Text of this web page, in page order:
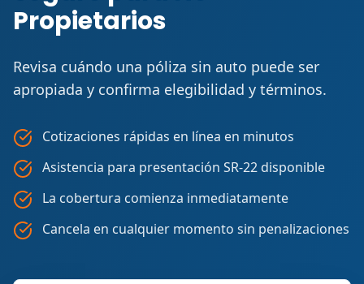
Propietarios
Revisa cuándo una póliza sin auto puede ser
apropiada y confirma elegibilidad y términos.
Cotizaciones rápidas en línea en minutos
Asistencia para presentación SR-22 disponible
La cobertura comienza inmediatamente
Cancela en cualquier momento sin penalizaciones